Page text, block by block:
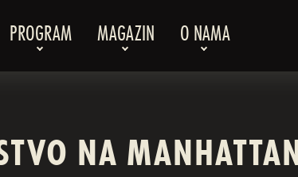
PROGRAM MAGAZIN O NAMA
NA